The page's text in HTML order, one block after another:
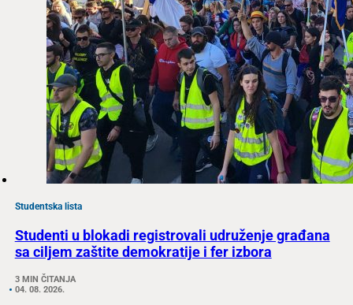
Studentska lista
Studenti u blokadi registrovali udruženje građana
sa ciljem zaštite demokratije i fer izbora
3 MIN ČITANJA
04. 08. 2026.